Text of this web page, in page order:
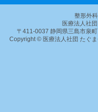
整形外
医療法人社
〒411-0037 静岡県三島市泉
Copyright © 医療法人社団 たぐ